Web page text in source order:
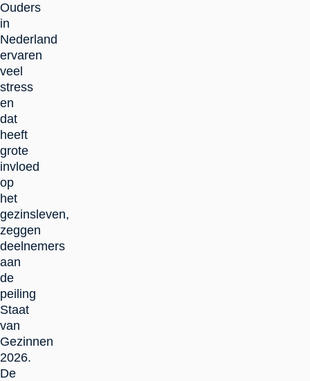
Ouders
in
Nederland
ervaren
veel
stress
en
dat
heeft
grote
invloed
op
het
gezinsleven,
zeggen
deelnemers
aan
de
peiling
Staat
van
Gezinnen
2026.
De